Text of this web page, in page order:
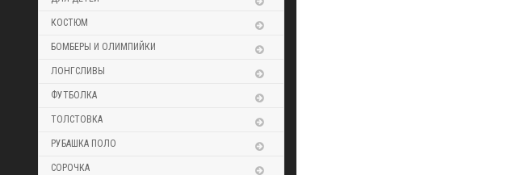
КОСТЮМ
БОМБЕРЫ И ОЛИМПИЙКИ
ЛОНГСЛИВЫ
ФУТБОЛКА
ТОЛСТОВКА
РУБАШКА ПОЛО
СОРОЧКА